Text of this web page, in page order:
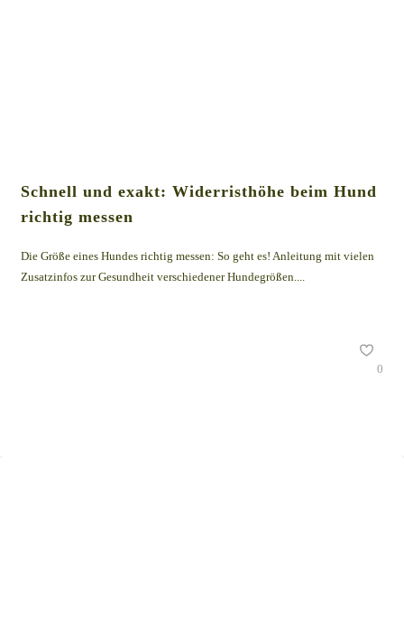
Schnell und exakt: Widerristhöhe beim Hund
richtig messen
Die Größe eines Hundes richtig messen: So geht es! Anleitung mit vielen
Zusatzinfos zur Gesundheit verschiedener Hundegrößen....
0